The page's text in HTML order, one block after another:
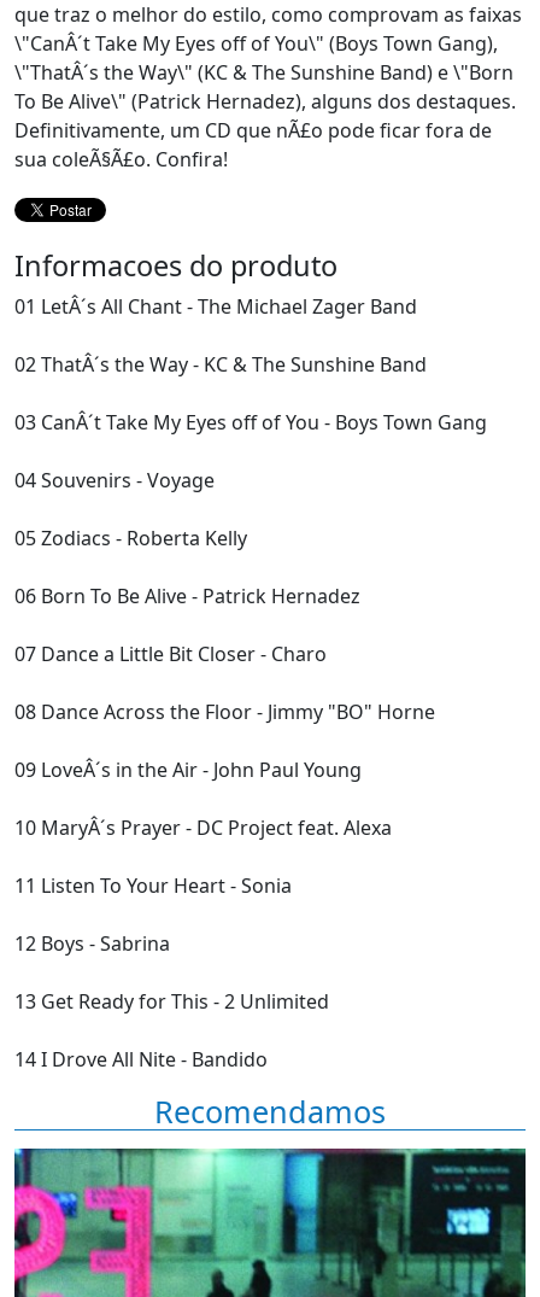
que traz o melhor do estilo, como comprovam as faixas
\"CanÂ´t Take My Eyes off of You\" (Boys Town Gang),
\"ThatÂ´s the Way\" (KC & The Sunshine Band) e \"Born
To Be Alive\" (Patrick Hernadez), alguns dos destaques.
Definitivamente, um CD que nÃ£o pode ficar fora de
sua coleÃ§Ã£o. Confira!
Informacoes do produto
01 LetÂ´s All Chant - The Michael Zager Band
02 ThatÂ´s the Way - KC & The Sunshine Band
03 CanÂ´t Take My Eyes off of You - Boys Town Gang
04 Souvenirs - Voyage
05 Zodiacs - Roberta Kelly
06 Born To Be Alive - Patrick Hernadez
07 Dance a Little Bit Closer - Charo
08 Dance Across the Floor - Jimmy "BO" Horne
09 LoveÂ´s in the Air - John Paul Young
10 MaryÂ´s Prayer - DC Project feat. Alexa
11 Listen To Your Heart - Sonia
12 Boys - Sabrina
13 Get Ready for This - 2 Unlimited
14 I Drove All Nite - Bandido
Recomendamos